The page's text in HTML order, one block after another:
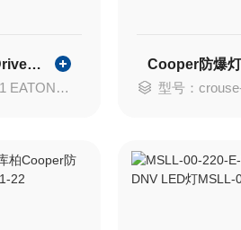
Cooper LED防爆灯Driver ECHD30C300
伊顿
型号：